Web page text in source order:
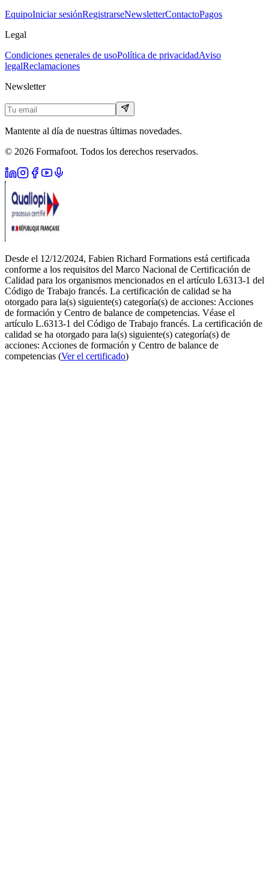
EquipoIniciar sesiónRegistrarseNewsletterContactoPagos
Legal
Condiciones generales de usoPolítica de privacidadAviso
legalReclamaciones
Newsletter
Mantente al día de nuestras últimas novedades.
© 2026 Formafoot. Todos los derechos reservados.
Desde el 12/12/2024, Fabien Richard Formations está certificada
conforme a los requisitos del Marco Nacional de Certificación de
Calidad para los organismos mencionados en el artículo L6313-1 del
Código de Trabajo francés. La certificación de calidad se ha
otorgado para la(s) siguiente(s) categoría(s) de acciones: Acciones
de formación y Centro de balance de competencias. Véase el
artículo L.6313-1 del Código de Trabajo francés. La certificación de
calidad se ha otorgado para la(s) siguiente(s) categoría(s) de
acciones: Acciones de formación y Centro de balance de
competencias (Ver el certificado)